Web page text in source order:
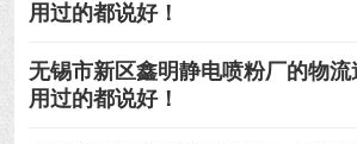
用过的都说好！
无锡市新区鑫明静电喷粉厂的物流
用过的都说好！